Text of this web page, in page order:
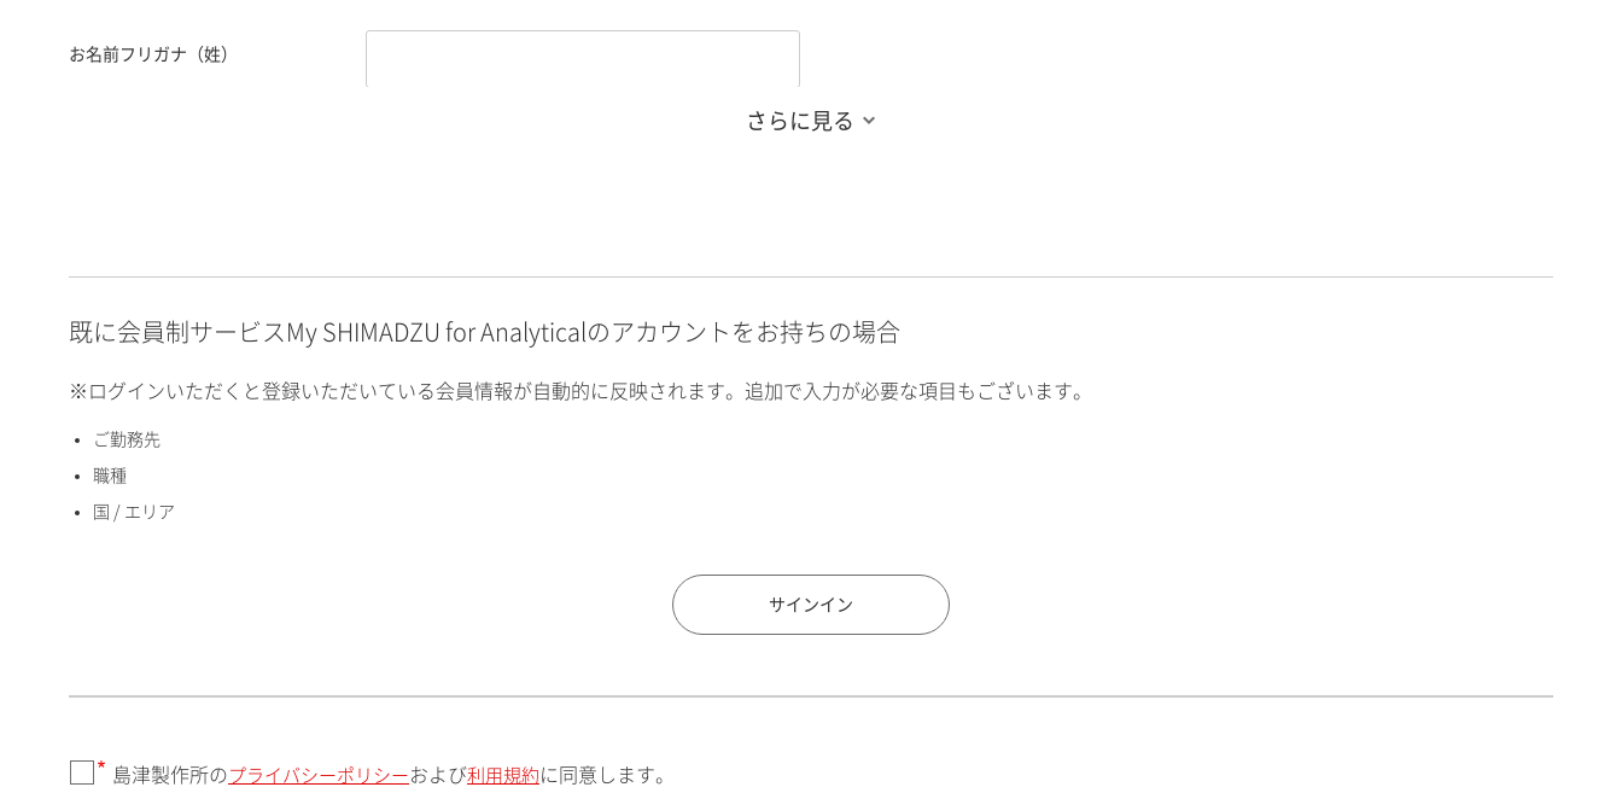
お名前フリガナ（姓）
英数）
国 / エリア
住所検索
さらに見る
既に会員制サービスMy SHIMADZU for Analyticalのアカウントをお持ちの場合
※ログインいただくと登録いただいている会員情報が自動的に反映されます。追加で入力が必要な項目もございます。
ご勤務先
職種
国 / エリア
サインイン
島津製作所の プライバシーポリシー および利用規約 に同意します。